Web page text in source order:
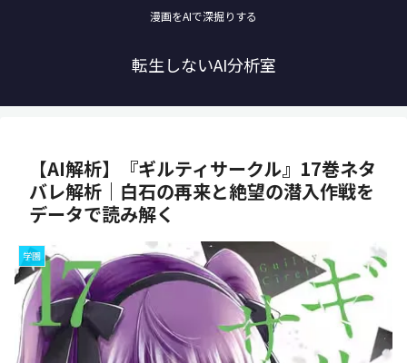
漫画をAIで深掘りする
転生しないAI分析室
【AI解析】『ギルティサークル』17巻ネタ
バレ解析｜白石の再来と絶望の潜入作戦を
データで読み解く
学園